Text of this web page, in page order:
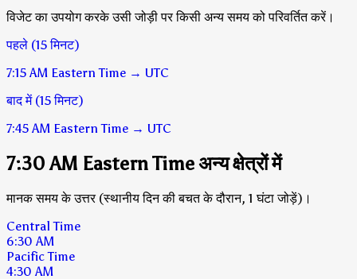
विजेट का उपयोग करके उसी जोड़ी पर किसी अन्य समय को परिवर्तित करें।
पहले (15 मिनट)
7:15 AM Eastern Time → UTC
बाद में (15 मिनट)
7:45 AM Eastern Time → UTC
7:30 AM Eastern Time अन्य क्षेत्रों में
मानक समय के उत्तर (स्थानीय दिन की बचत के दौरान, 1 घंटा जोड़ें)।
Central Time
6:30 AM
Pacific Time
4:30 AM